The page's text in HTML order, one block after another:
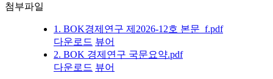
첨부파일
1. BOK경제연구 제2026-12호 본문_f.pdf
다운로드 뷰어
2. BOK 경제연구 국문요약.pdf
다운로드 뷰어